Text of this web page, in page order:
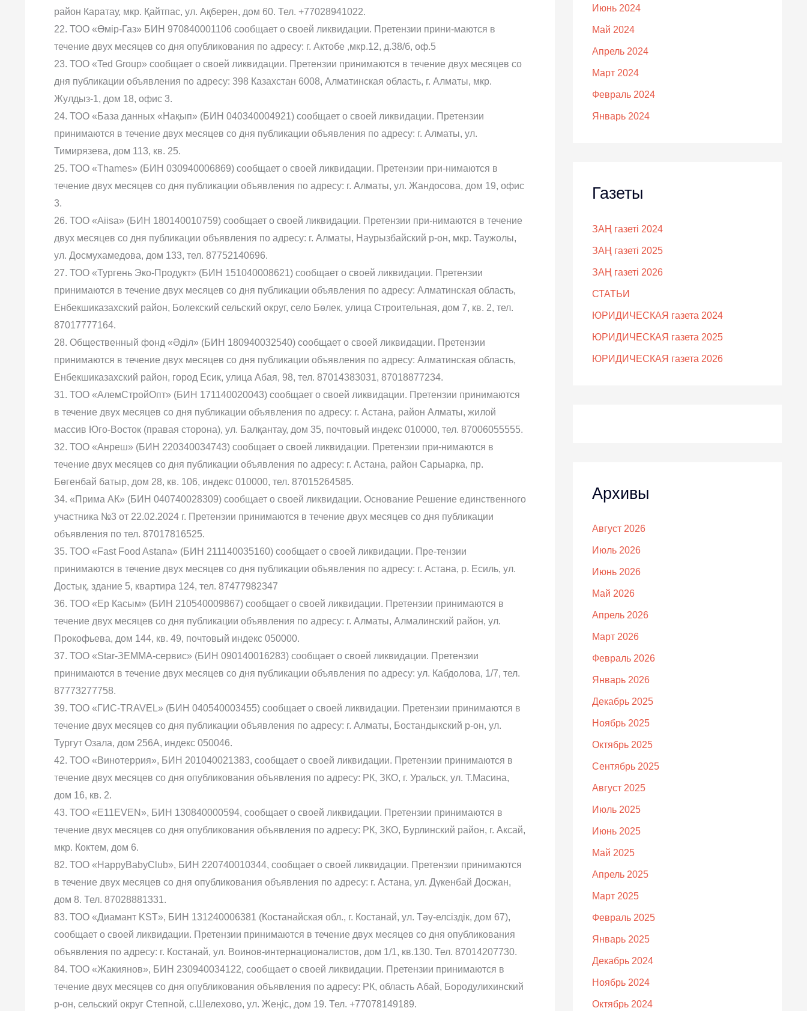
район Каратау, мкр. Қайтпас, ул. Ақберен, дом 60. Тел. +77028941022.
22. ТОО «Өмір-Газ» БИН 970840001106 сообщает о своей ликвидации. Претензии прини-маются в
течение двух месяцев со дня опубликования по адресу: г. Актобе ,мкр.12, д.38/б, оф.5
23. ТОО «Ted Group» сообщает о своей ликвидации. Претензии принимаются в течение двух месяцев со
дня публикации объявления по адресу: 398 Казахстан 6008, Алматинская область, г. Алматы, мкр.
Жулдыз-1, дом 18, офис 3.
24. ТОО «База данных «Нақып» (БИН 040340004921) сообщает о своей ликвидации. Претензии
принимаются в течение двух месяцев со дня публикации объявления по адресу: г. Алматы, ул.
Тимирязева, дом 113, кв. 25.
25. ТОО «Thames» (БИН 030940006869) сообщает о своей ликвидации. Претензии при-нимаются в
течение двух месяцев со дня публикации объявления по адресу: г. Алматы, ул. Жандосова, дом 19, офис
3.
26. ТОО «Aiisa» (БИН 180140010759) сообщает о своей ликвидации. Претензии при-нимаются в течение
двух месяцев со дня публикации объявления по адресу: г. Алматы, Наурызбайский р-он, мкр. Таужолы,
ул. Досмухамедова, дом 133, тел. 87752140696.
27. ТОО «Тургень Эко-Продукт» (БИН 151040008621) сообщает о своей ликвидации. Претензии
принимаются в течение двух месяцев со дня публикации объявления по адресу: Алматинская область,
Енбекшиказахский район, Болекский сельский округ, село Бөлек, улица Строительная, дом 7, кв. 2, тел.
87017777164.
28. Общественный фонд «Әділ» (БИН 180940032540) сообщает о своей ликвидации. Претензии
принимаются в течение двух месяцев со дня публикации объявления по адресу: Алматинская область,
Енбекшиказахский район, город Есик, улица Абая, 98, тел. 87014383031, 87018877234.
31. ТОО «АлемСтройОпт» (БИН 171140020043) сообщает о своей ликвидации. Претензии принимаются
в течение двух месяцев со дня публикации объявления по адресу: г. Астана, район Алматы, жилой
массив Юго-Восток (правая сторона), ул. Балқантау, дом 35, почтовый индекс 010000, тел. 87006055555.
32. ТОО «Анреш» (БИН 220340034743) сообщает о своей ликвидации. Претензии при-нимаются в
течение двух месяцев со дня публикации объявления по адресу: г. Астана, район Сарыарка, пр.
Бөгенбай батыр, дом 28, кв. 106, индекс 010000, тел. 87015264585.
34. «Прима АК» (БИН 040740028309) сообщает о своей ликвидации. Основание Решение единственного
участника №3 от 22.02.2024 г. Претензии принимаются в течение двух месяцев со дня публикации
объявления по тел. 87017816525.
35. ТОО «Fast Food Astana» (БИН 211140035160) сообщает о своей ликвидации. Пре-тензии
принимаются в течение двух месяцев со дня публикации объявления по адресу: г. Астана, р. Есиль, ул.
Достық, здание 5, квартира 124, тел. 87477982347
36. ТОО «Ер Касым» (БИН 210540009867) сообщает о своей ликвидации. Претензии принимаются в
течение двух месяцев со дня публикации объявления по адресу: г. Алматы, Алмалинский район, ул.
Прокофьева, дом 144, кв. 49, почтовый индекс 050000.
37. ТОО «Star-ЗЕММА-сервис» (БИН 090140016283) сообщает о своей ликвидации. Претензии
принимаются в течение двух месяцев со дня публикации объявления по адресу: ул. Кабдолова, 1/7, тел.
87773277758.
39. ТОО «ГИС-TRAVEL» (БИН 040540003455) сообщает о своей ликвидации. Претензии принимаются в
течение двух месяцев со дня публикации объявления по адресу: г. Алматы, Бостандыкский р-он, ул.
Тургут Озала, дом 256А, индекс 050046.
42. ТОО «Винотеррия», БИН 201040021383, сообщает о своей ликвидации. Претензии принимаются в
течение двух месяцев со дня опубликования объявления по адресу: РК, ЗКО, г. Уральск, ул. Т.Масина,
дом 16, кв. 2.
43. ТОО «E11EVEN», БИН 130840000594, сообщает о своей ликвидации. Претензии принимаются в
течение двух месяцев со дня опубликования объявления по адресу: РК, ЗКО, Бурлинский район, г. Аксай,
мкр. Коктем, дом 6.
82. ТОО «HappyBabyClub», БИН 220740010344, сообщает о своей ликвидации. Претензии принимаются
в течение двух месяцев со дня опубликования объявления по адресу: г. Астана, ул. Дүкенбай Досжан,
дом 8. Тел. 87028881331.
83. ТОО «Диамант KST», БИН 131240006381 (Костанайская обл., г. Костанай, ул. Тәу-елсіздік, дом 67),
сообщает о своей ликвидации. Претензии принимаются в течение двух месяцев со дня опубликования
объявления по адресу: г. Костанай, ул. Воинов-интернационалистов, дом 1/1, кв.130. Тел. 87014207730.
84. ТОО «Жакиянов», БИН 230940034122, сообщает о своей ликвидации. Претензии принимаются в
течение двух месяцев со дня опубликования объявления по адресу: РК, область Абай, Бородулихинский
р-он, сельский округ Степной, с.Шелехово, ул. Жеңіс, дом 19. Тел. +77078149189.
Июнь 2024
Май 2024
Апрель 2024
Март 2024
Февраль 2024
Январь 2024
Газеты
ЗАҢ газеті 2024
ЗАҢ газеті 2025
ЗАҢ газеті 2026
СТАТЬИ
ЮРИДИЧЕСКАЯ газета 2024
ЮРИДИЧЕСКАЯ газета 2025
ЮРИДИЧЕСКАЯ газета 2026
Архивы
Август 2026
Июль 2026
Июнь 2026
Май 2026
Апрель 2026
Март 2026
Февраль 2026
Январь 2026
Декабрь 2025
Ноябрь 2025
Октябрь 2025
Сентябрь 2025
Август 2025
Июль 2025
Июнь 2025
Май 2025
Апрель 2025
Март 2025
Февраль 2025
Январь 2025
Декабрь 2024
Ноябрь 2024
Октябрь 2024